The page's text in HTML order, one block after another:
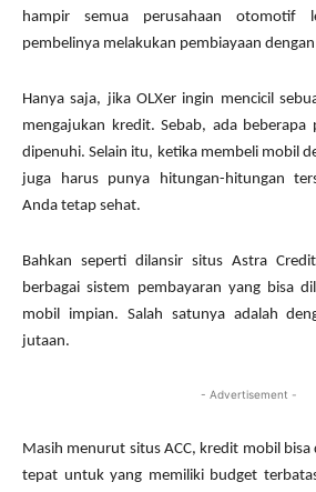
hampir semua perusahaan otomotif
pembelinya melakukan pembiayaan
Hanya saja, jika OLXer ingin mencicil
mengajukan kredit. Sebab, ada beberapa
dipenuhi. Selain itu, ketika membeli mobil
juga harus punya hitungan-hitungan
Anda tetap sehat.
Bahkan seperti dilansir situs Astra
berbagai sistem pembayaran yang bisa
mobil impian. Salah satunya adalah
jutaan.
- Advertisement -
Masih menurut situs ACC, kredit mobil bisa
tepat untuk yang memiliki budget